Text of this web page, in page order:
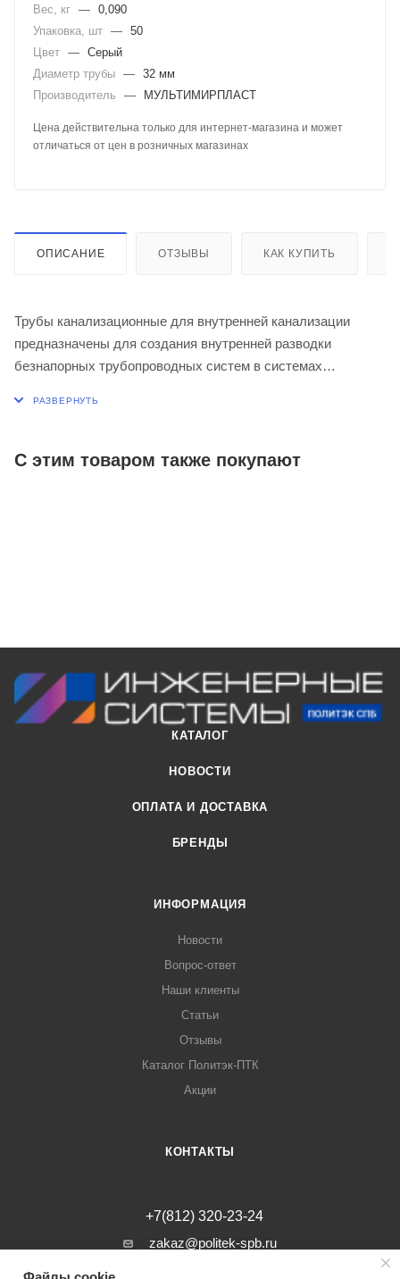
Вес, кг — 0,090
Упаковка, шт — 50
Цвет — Серый
Диаметр трубы — 32 мм
Производитель
— МУЛЬТИМИРПЛАСТ
Цена действительна только для интернет-магазина и может
отличаться от цен в розничных магазинах
ОПИСАНИЕ ОТЗЫВЫ КАК КУПИТЬ
Трубы канализационные для внутренней канализации
предназначены для создания внутренней разводки
безнапорных трубопроводных систем в системах
имеют раструбную конструкцию и укомплектованы
С этим товаром также покупают
КАТАЛОГ
НОВОСТИ
ОПЛАТА И ДОСТАВКА
БРЕНДЫ
ИНФОРМАЦИЯ
Новости
Вопрос-ответ
Наши клиенты
Статьи
Отзывы
Каталог Политэк-ПТК
Акции
КОНТАКТЫ
+7(812) 320-23-24
zakaz@politek-spb.ru